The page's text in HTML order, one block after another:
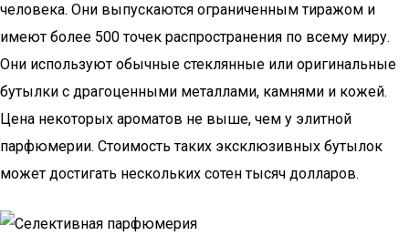
человека. Они выпускаются ограниченным тиражом и
имеют более 500 точек распространения по всему миру.
Они используют обычные стеклянные или оригинальные
бутылки с драгоценными металлами, камнями и кожей.
Цена некоторых ароматов не выше, чем у элитной
парфюмерии. Стоимость таких эксклюзивных бутылок
может достигать нескольких сотен тысяч долларов.